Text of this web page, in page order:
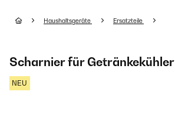
Haushaltsgeräte Ersatzteile
Scharnier für Getränkekühler
NEU